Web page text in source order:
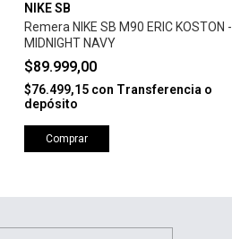
NIKE SB
Remera NIKE SB M90 ERIC KOSTON -
MIDNIGHT NAVY
$89.999,00
$76.499,15 con Transferencia o
depósito
Comprar